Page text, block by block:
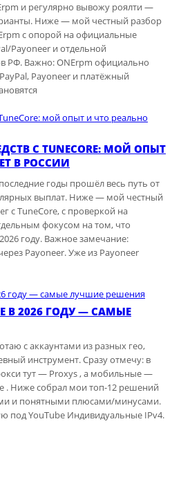
и регулярно вывожу роялти —
Ниже — мой честный разбор
с опорой на официальные
Payoneer и отдельной
РФ. Важно: ONErpm официально
Payoneer и платёжный
С TUNECORE: МОЙ ОПЫТ
В РОССИИ
годы прошёл весь путь от
выплат. Ниже — мой честный
с TuneCore, с проверкой на
фокусом на том, что
году. Важное замечание:
Payoneer. Уже из Payoneer
В 2026 ГОДУ — САМЫЕ
с аккаунтами из разных гео,
инструмент. Сразу отмечу: в
тут — Proxys , а мобильные —
. Ниже собрал мои топ-12 решений
и понятными плюсами/минусами.
под YouTube Индивидуальные IPv4.